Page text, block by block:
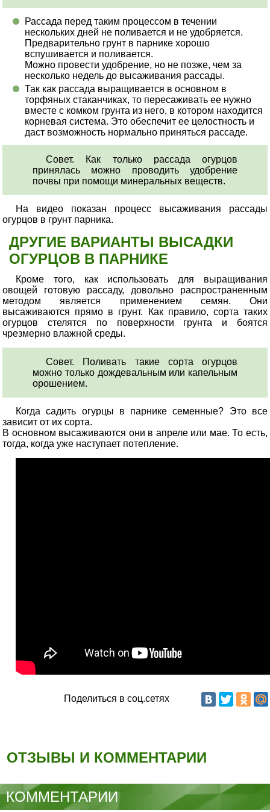
Рассада перед таким процессом в течении
нескольких дней не поливается и не удобряется.
Предварительно грунт в парнике хорошо
вспушивается и поливается.
Можно провести удобрение, но не позже, чем за
несколько недель до высаживания рассады.
Так как рассада выращивается в основном в
торфяных стаканчиках, то пересаживать ее нужно
вместе с комком грунта из него, в котором находится
корневая система. Это обеспечит ее целостность и
даст возможность нормально приняться рассаде.
Совет. Как только рассада огурцов
принялась можно проводить удобрение
почвы при помощи минеральных веществ.
На видео показан процесс высаживания рассады
огурцов в грунт парника.
ДРУГИЕ ВАРИАНТЫ ВЫСАДКИ
ОГУРЦОВ В ПАРНИКЕ
Кроме того, как использовать для выращивания
овощей готовую рассаду, довольно распространенным
методом является применением семян. Они
высаживаются прямо в грунт. Как правило, сорта таких
огурцов стелятся по поверхности грунта и боятся
чрезмерно влажной среды.
Совет. Поливать такие сорта огурцов
можно только дождевальным или капельным
орошением.
Когда садить огурцы в парнике семенные? Это все
зависит от их сорта.
В основном высаживаются они в апреле или мае. То есть,
тогда, когда уже наступает потепление.
Поделиться в соц.сетях
ОТЗЫВЫ И КОММЕНТАРИИ
КОММЕНТАРИИ